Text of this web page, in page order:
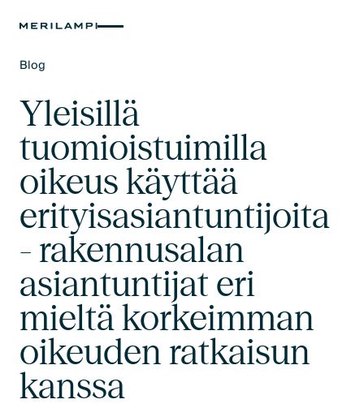
Blog
Yleisillä
tuomioistuimilla
oikeus käyttää
erityisasiantuntijoita
- rakennusalan
asiantuntijat eri
mieltä korkeimman
oikeuden ratkaisun
kanssa